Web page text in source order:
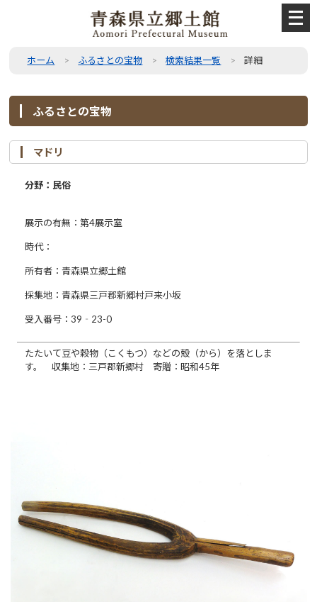
メ
ニ
ホーム ふるさとの宝物 検索結果一覧 詳細
ふるさとの宝物
マドリ
分野：民俗
展示の有無：第4展示室
時代：
所有者：青森県立郷土館
採集地：青森県三戸郡新郷村戸来小坂
受入番号：39‐23-0
たたいて豆や穀物（こくもつ）などの殻（から）を落としま
す。 収集地：三戸郡新郷村 寄贈：昭和45年